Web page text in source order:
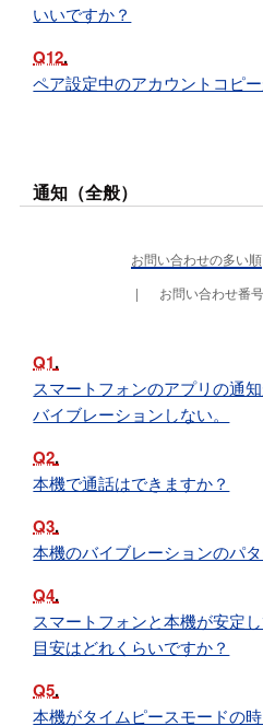
いいですか？
Q12
ペア設定中のアカウントコピー
通知（全般）
お問い合わせの多い順
お問い合わせ番
Q1
スマートフォンのアプリの通
バイブレーションしない。
Q2
本機で通話はできますか？
Q3
本機のバイブレーションのパ
Q4
スマートフォンと本機が安定
目安はどれくらいですか？
Q5
本機がタイムピースモードの